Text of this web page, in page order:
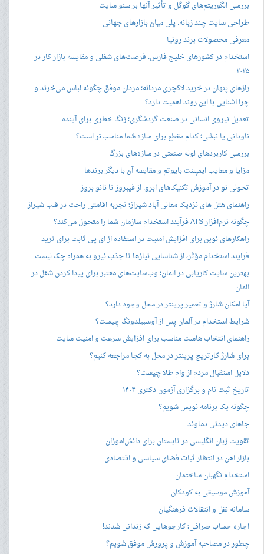
بررسی الگوریتم‌های گوگل و تأثیر آنها بر سئو سایت
طراحی سایت چند زبانه: پلی میان بازارهای جهانی
معرفی محصولات برند رونیا
استخدام در کشورهای خلیج فارس: فرصت‌های شغلی و مقایسه بازار کار در
۲۰۲۵
رازهای پنهان در خرید لاکچری مردانه؛ مردان موفق چگونه لباس می‌خرند و
چرا آشنایی با این روند اهمیت دارد؟
تعدیل نیروی انسانی در صنعت گردشگری؛ زنگ خطری برای آینده
ناودانی یا نبشی؛ کدام مقطع برای سازه شما مناسب‌تر است؟
بررسی کاربردهای لوله صنعتی در سازه‌های بزرگ
مزایا و معایب ایمپلنت بایوتم و مقایسه آن با دیگر برندها
تحولی نو در آموزش تکنیک‌های ابرو: از فیبروز تا نانو بروز
راهنمای هتل های نزدیک معالی آباد شیراز؛ تجربه اقامتی راحت در قلب شیراز
چگونه نرم‌افزار ATS فرآیند استخدام سازمان شما را متحول می‌کند؟
راهکارهای نوین برای افزایش امنیت در استفاده از آی پی ثابت برای ترید
فرآیند استخدام مؤثر، از شناسایی نیازها تا جذب نیرو به همراه چک لیست
بهترین سایت کاریابی در آلمان؛ وب‌سایت‌های معتبر برای پیدا کردن شغل در
آلمان
آیا امکان شارژ و تعمیر پرینتر در محل وجود دارد؟
شرایط استخدام در آلمان پس از آوسبیلدونگ چیست؟
راهنمای انتخاب هاست مناسب برای افزایش سرعت و امنیت سایت
برای شارژ کارتریج پرینتر در محل به کجا مراجعه کنیم؟
دلایل استقبال مردم از وام طلا چیست؟
تاریخ ثبت نام و برگزاری آزمون دکتری ۱۴۰۴
چگونه یک برنامه نویس شویم؟
جاهای دیدنی دماوند
تقویت زبان انگلیسی در تابستان برای دانش‌آموزان
بازار آهن در انتظار ثبات فضای سیاسی و اقتصادی
استخدام نگهبان ساختمان
آموزش موسیقی به کودکان
سامانه نقل و انتقالات فرهنگیان
اجاره حساب صرافی؛ کارجوهایی که زندانی شدند!
چطور در مصاحبه‌ آموزش و پرورش موفق شویم؟